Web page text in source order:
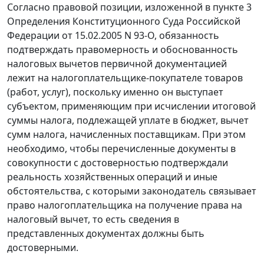
Согласно правовой позиции, изложенной в пункте 3
Определения Конституционного Суда Российской
Федерации от 15.02.2005 N 93-О, обязанность
подтверждать правомерность и обоснованность
налоговых вычетов первичной документацией
лежит на налогоплательщике-покупателе товаров
(работ, услуг), поскольку именно он выступает
субъектом, применяющим при исчислении итоговой
суммы налога, подлежащей уплате в бюджет, вычет
сумм налога, начисленных поставщикам. При этом
необходимо, чтобы перечисленные документы в
совокупности с достоверностью подтверждали
реальность хозяйственных операций и иные
обстоятельства, с которыми законодатель связывает
право налогоплательщика на получение права на
налоговый вычет, то есть сведения в
представленных документах должны быть
достоверными.